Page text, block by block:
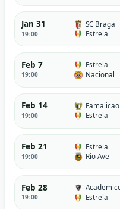
Jan 31
19:00
SC Braga
Estrela
Feb 7
19:00
Estrela
Nacional
Feb 14
19:00
Famalicao
Estrela
Feb 21
19:00
Estrela
Rio Ave
Feb 28
19:00
Estrela